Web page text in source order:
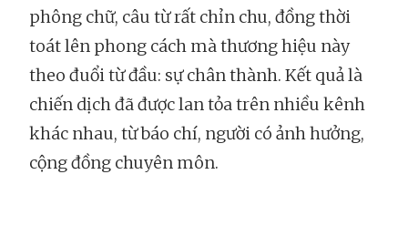
phông chữ, câu từ rất chỉn chu, đồng thời
toát lên phong cách mà thương hiệu này
theo đuổi từ đầu: sự chân thành. Kết quả là
chiến dịch đã được lan tỏa trên nhiều kênh
khác nhau, từ báo chí, người có ảnh hưởng,
cộng đồng chuyên môn.